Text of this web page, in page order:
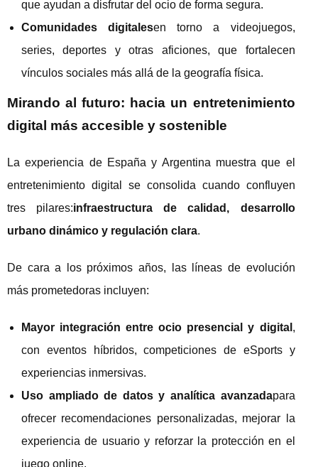
que ayudan a disfrutar del ocio de forma segura.
Comunidades digitalesen torno a videojuegos,
series, deportes y otras aficiones, que fortalecen
vínculos sociales más allá de la geografía física.
Mirando al futuro: hacia un entretenimiento
digital más accesible y sostenible
La experiencia de España y Argentina muestra que el
entretenimiento digital se consolida cuando confluyen
tres pilares:infraestructura de calidad, desarrollo
urbano dinámico y regulación clara.
De cara a los próximos años, las líneas de evolución
más prometedoras incluyen:
Mayor integración entre ocio presencial y digital ,
con eventos híbridos, competiciones de eSports y
experiencias inmersivas.
Uso ampliado de datos y analítica avanzadapara
ofrecer recomendaciones personalizadas, mejorar la
experiencia de usuario y reforzar la protección en el
juego online.